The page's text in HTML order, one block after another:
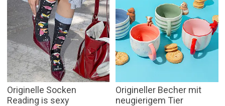
Originelle Socken
Reading is sexy
Origineller Becher mit
neugierigem Tier